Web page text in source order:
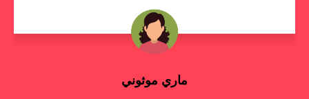
ماري موثوني